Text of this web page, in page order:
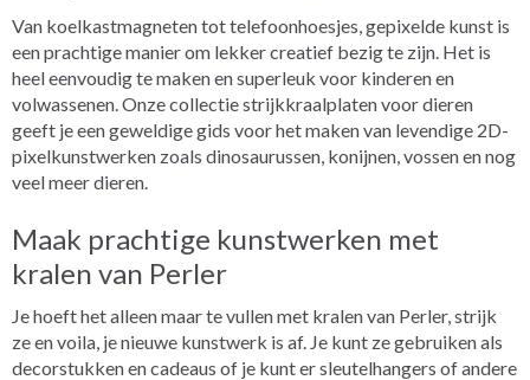
Van koelkastmagneten tot telefoonhoesjes, gepixelde kunst is
een prachtige manier om lekker creatief bezig te zijn. Het is
heel eenvoudig te maken en superleuk voor kinderen en
volwassenen. Onze collectie strijkkraalplaten voor dieren
geeft je een geweldige gids voor het maken van levendige 2D-
pixelkunstwerken zoals dinosaurussen, konijnen, vossen en nog
veel meer dieren.
Maak prachtige kunstwerken met
kralen van Perler
Je hoeft het alleen maar te vullen met kralen van Perler, strijk
ze en voila, je nieuwe kunstwerk is af. Je kunt ze gebruiken als
decorstukken en cadeaus of je kunt er sleutelhangers of andere